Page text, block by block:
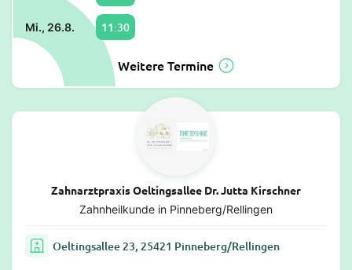
Mi., 26.8. 11:30
Weitere Termine
Zahnarztpraxis Oeltingsallee Dr. Jutta Kirschner
Zahnheilkunde in Pinneberg/Rellingen
Oeltingsallee 23, 25421 Pinneberg/Rellingen